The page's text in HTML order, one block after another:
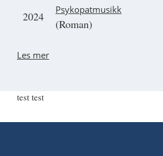
2024 Psykopatmusikk
(Roman)
Les mer
test test